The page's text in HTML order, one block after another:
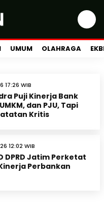
UMUM OLAHRAGA
17:26 WIB
Puji Kinerja Bank
dan PJU, Tapi
Kritis
12:02 WIB
DPRD Jatim Perketat
Perbankan